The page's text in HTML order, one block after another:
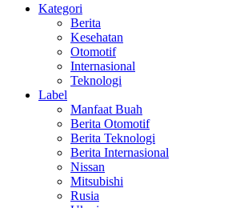
Kategori
Berita
Kesehatan
Otomotif
Internasional
Teknologi
Label
Manfaat Buah
Berita Otomotif
Berita Teknologi
Berita Internasional
Nissan
Mitsubishi
Rusia